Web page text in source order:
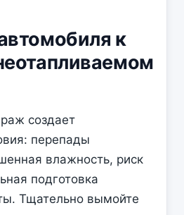
к
создает
перепады
влажность, риск
подготовка
Тщательно вымойте